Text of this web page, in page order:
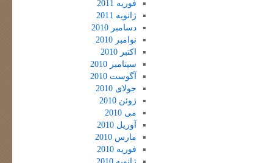
فوریه 2011
ژانویه 2011
دسامبر 2010
نوامبر 2010
اکتبر 2010
سپتامبر 2010
آگوست 2010
جولای 2010
ژوئن 2010
می 2010
آوریل 2010
مارس 2010
فوریه 2010